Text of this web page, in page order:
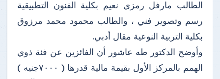
الطالب مارفل رمزي نعيم بكلية الفنون التطبيقية
رسم وتصوير فني ، والطالب محمود محمد مرزوق
بكلية التربية النوعية مقال أدبي.
وأوضح الدكتور طه عاشور أن الفائزين عن فئة ذوي
الهمم بالمركز الأول بقيمة مالية قدرها ( ٧٠٠٠جنيه )